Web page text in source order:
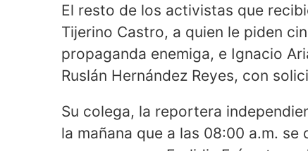
El resto de los activistas que
Tijerino Castro, a quien le piden
propaganda enemiga, e Ignacio
Ruslán Hernández Reyes, con
Su colega, la reportera
la mañana que a las 08:00 a.m.